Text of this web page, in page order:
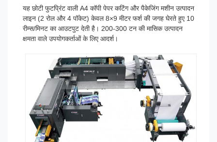
यह छोटी फुटप्रिंट वाली A4 कॉपी पेपर कटिंग और पैकेजिंग मशीन उत्पादन
लाइन (2 रोल और 4 पॉकेट) केवल 8×9 मीटर फर्श की जगह घेरते हुए 10
रीम्स/मिनट का आउटपुट देती है। 200-300 टन की मासिक उत्पादन
क्षमता वाले उपयोगकर्ताओं के लिए आदर्श।